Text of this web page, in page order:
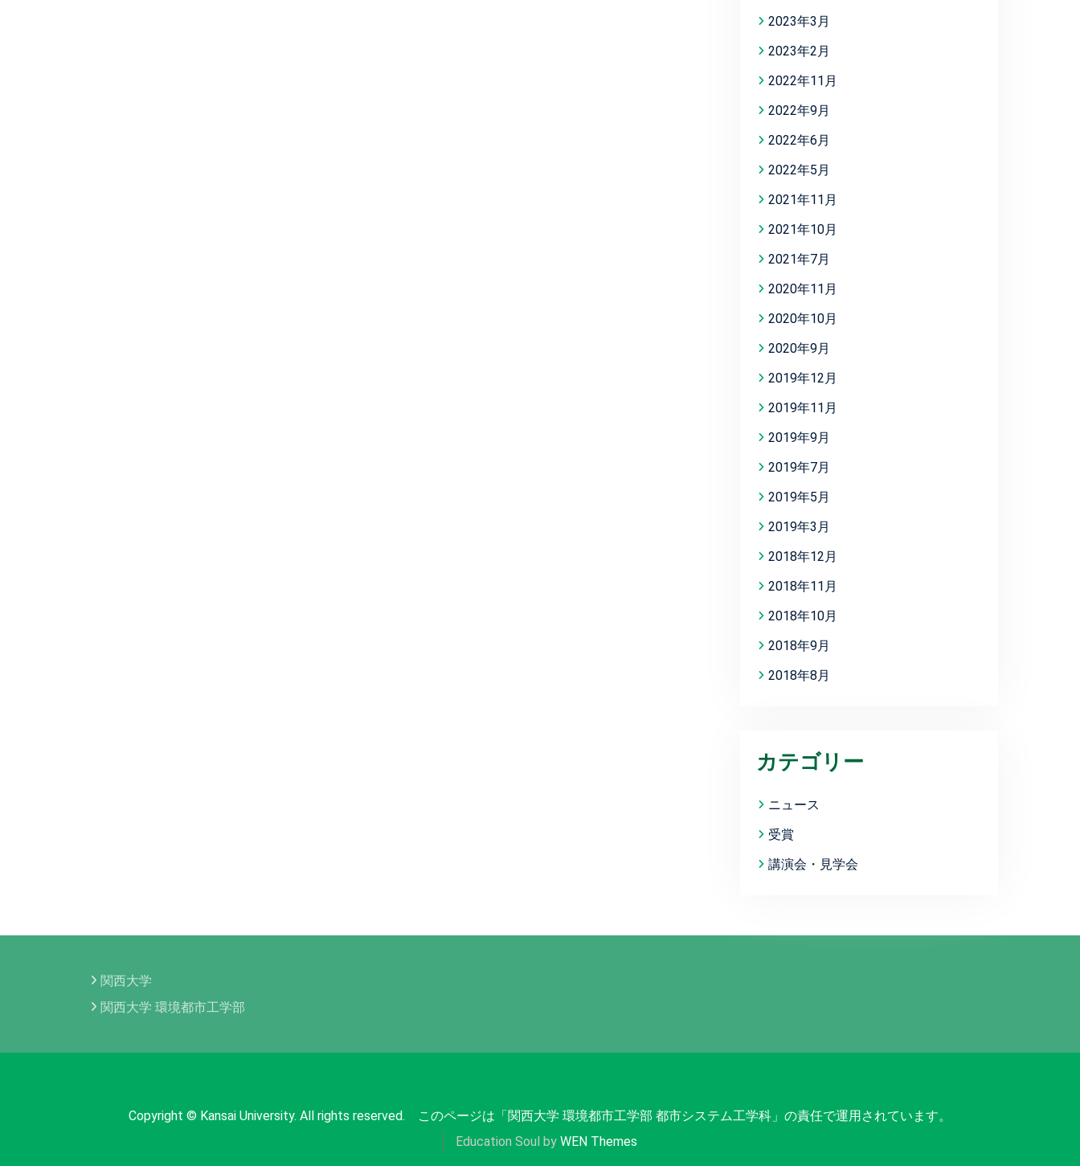
2023年3月
2023年2月
2022年11月
2022年9月
2022年6月
2022年5月
2021年11月
2021年10月
2021年7月
2020年11月
2020年10月
2020年9月
2019年12月
2019年11月
2019年9月
2019年7月
2019年5月
2019年3月
2018年12月
2018年11月
2018年10月
2018年9月
2018年8月
カテゴリー
ニュース
受賞
講演会・見学会
関西大学
関西大学 環境都市工学部
Copyright © Kansai University. All rights reserved. このページは「関西大学 環境都市工学部 都市システム工学科」の責任で運用されています。
Education Soul by WEN Themes